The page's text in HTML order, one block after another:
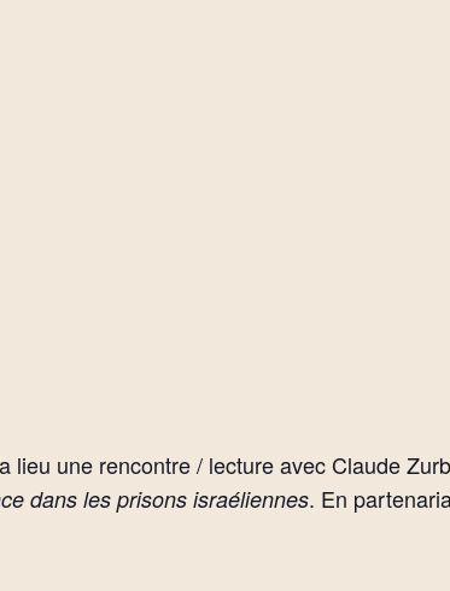
lieu une rencontre / lecture avec Claude
dans les prisons israéliennes. En